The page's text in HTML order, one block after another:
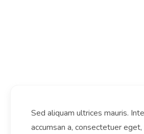
Sed aliquam ultrices mauris.
accumsan a, consectetuer